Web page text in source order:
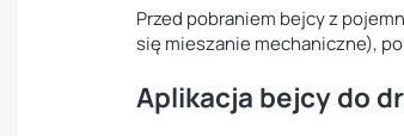
Przed pobraniem bejcy z
się mieszanie mechaniczne),
Aplikacja bejcy do